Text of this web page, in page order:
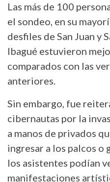
Las más de 100
el sondeo, en su
desfiles de San Juan y
Ibagué estuvieron
comparados con las
anteriores.
Sin embargo, fue
cibernautas por la
a manos de privados
ingresar a los palcos o
los asistentes podían
manifestaciones